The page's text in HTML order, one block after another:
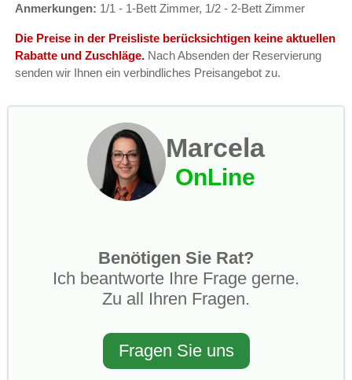
Anmerkungen: 1/1 - 1-Bett Zimmer, 1/2 - 2-Bett Zimmer
Die Preise in der Preisliste berücksichtigen keine aktuellen
Rabatte und Zuschläge. Nach Absenden der Reservierung
senden wir Ihnen ein verbindliches Preisangebot zu.
Marcela
OnLine
Benötigen Sie Rat?
Ich beantworte Ihre Frage gerne.
Zu all Ihren Fragen.
Fragen Sie uns